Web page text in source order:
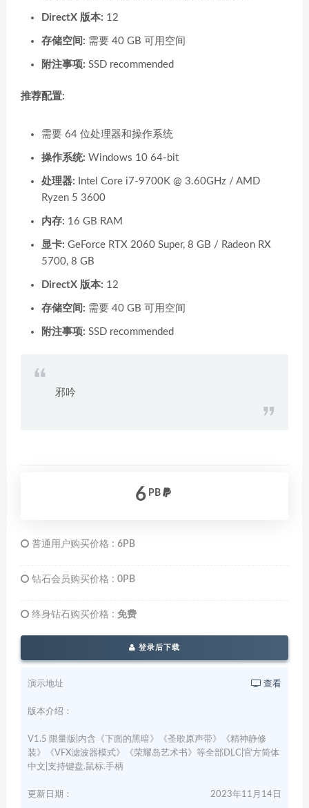
DirectX 版本: 12
存储空间: 需要 40 GB 可用空间
附注事项: SSD recommended
推荐配置:
需要 64 位处理器和操作系统
操作系统: Windows 10 64-bit
处理器: Intel Core i7-9700K @ 3.60GHz / AMD
Ryzen 5 3600
内存: 16 GB RAM
显卡: GeForce RTX 2060 Super, 8 GB / Radeon RX
5700, 8 GB
DirectX 版本: 12
存储空间: 需要 40 GB 可用空间
附注事项: SSD recommended
邪吟
6 PB
普通用户购买价格 : 6PB
钻石会员购买价格 : 0PB
终身钻石购买价格 : 免费
登录后下载
演示地址 查看
版本介绍：
V1.5 限量版|内含《下面的黑暗》《圣歌原声带》《精神静修
装》《VFX滤波器模式》《荣耀岛艺术书》等全部DLC|官方简体
中文|支持键盘.鼠标.手柄
更新日期： 2023年11月14日